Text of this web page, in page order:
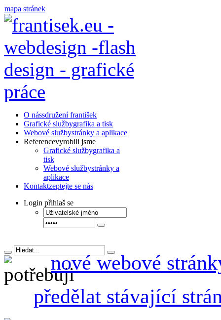
mapa stránek
O nássdružení františek
Grafické službygrafika a tisk
Webové službystránky a aplikace
Referencevyrobili jsme
Grafické službygrafika a
tisk
Webové službystránky a
aplikace
Kontaktzeptejte se nás
Login přihlaš se
nové webové
předělat stávající